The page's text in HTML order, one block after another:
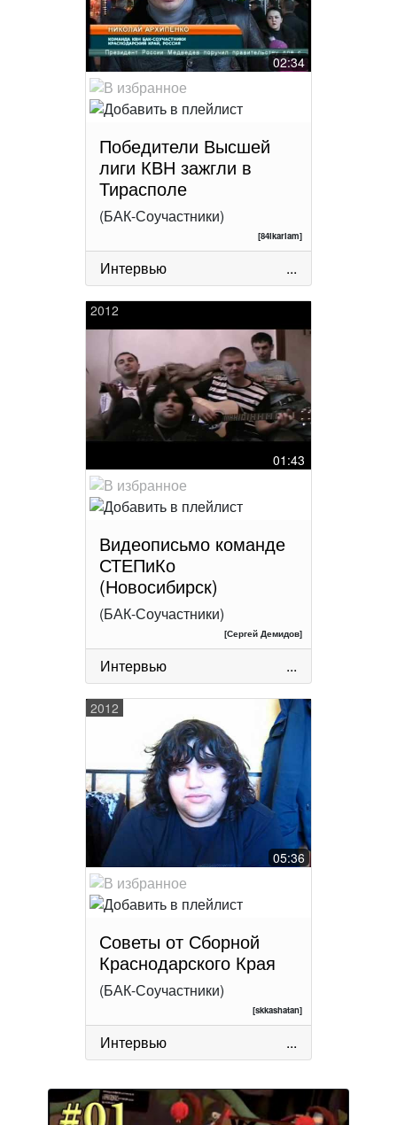
02:34
Победители Высшей
лиги КВН зажгли в
Тирасполе
(БАК-Соучастники)
[84ikariam]
Интервью ...
2012
01:43
Видеописьмо команде
СТЕПиКо
(Новосибирск)
(БАК-Соучастники)
[Сергей Демидов]
Интервью ...
2012
05:36
Советы от Сборной
Краснодарского Края
(БАК-Соучастники)
[skkashatan]
Интервью ...